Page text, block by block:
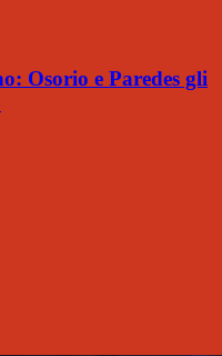
Osorio e Paredes gli